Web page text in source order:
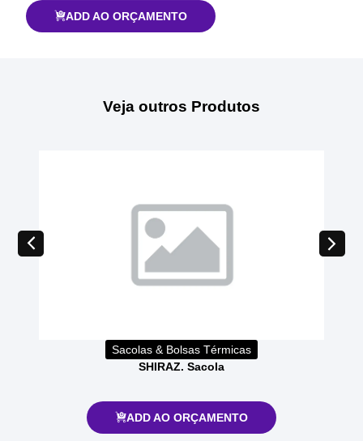
ADD AO ORÇAMENTO
Veja outros Produtos
Sacolas & Bolsas Térmicas
SHIRAZ. Sacola
ADD AO ORÇAMENTO